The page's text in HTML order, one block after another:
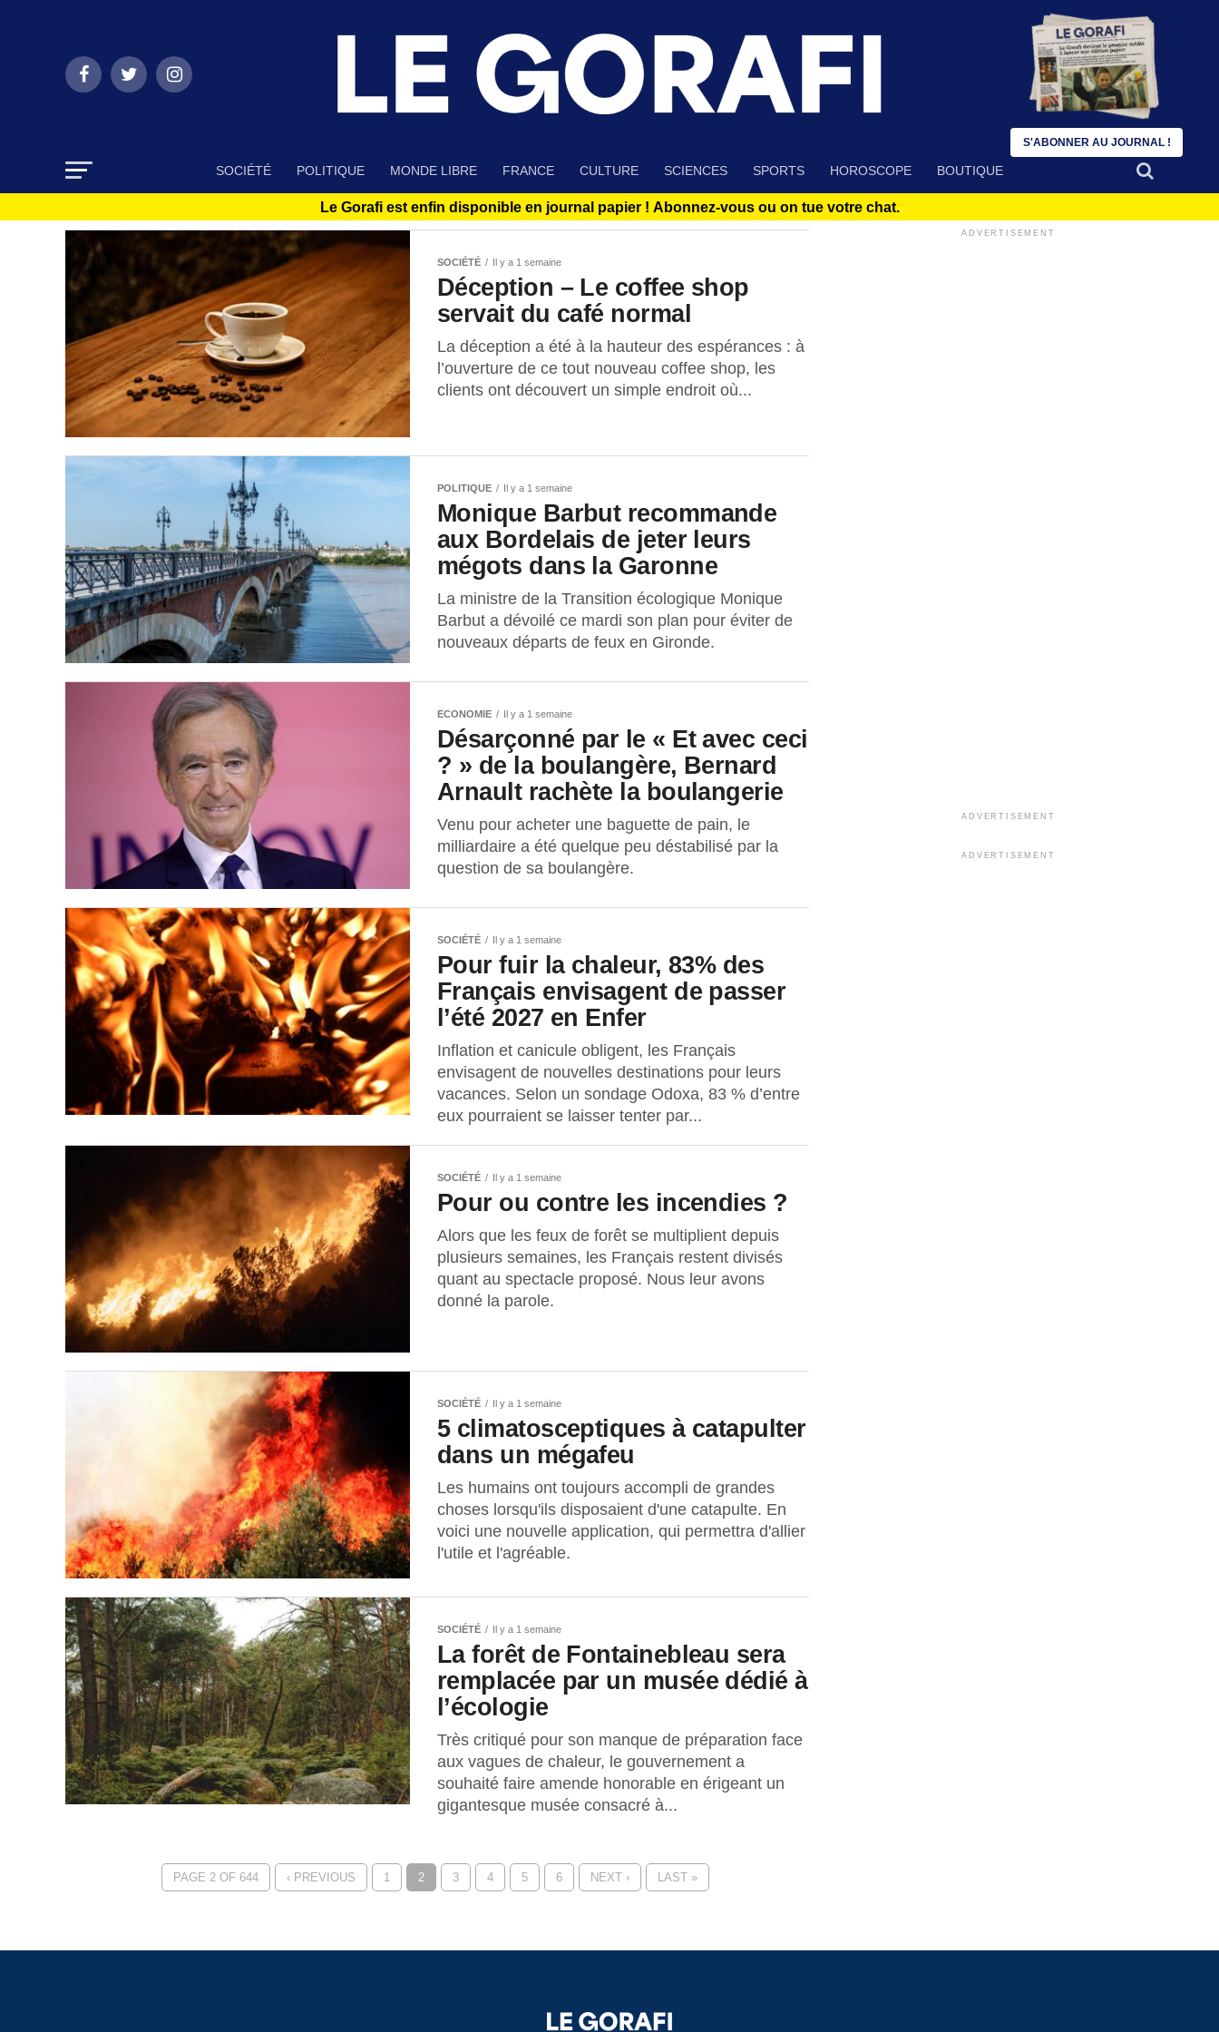
SOCIÉTÉ POLITIQUE MONDE LIBRE FRANCE CULTURE SCIENCES SPORTS HOROSCOPE BOUTIQUE
Le Gorafi est enfin disponible en journal papier ! Abonnez-vous ou on tue votre chat.
SOCIÉTÉ Il y a 1 semaine
Déception – Le coffee shop
servait du café normal
La déception a été à la hauteur des espérances : à
l’ouverture de ce tout nouveau coffee shop, les
clients ont découvert un simple endroit où...
POLITIQUE Il y a 1 semaine
Monique Barbut recommande
aux Bordelais de jeter leurs
mégots dans la Garonne
La ministre de la Transition écologique Monique
Barbut a dévoilé ce mardi son plan pour éviter de
nouveaux départs de feux en Gironde.
ECONOMIE Il y a 1 semaine
Désarçonné par le « Et avec ceci
? » de la boulangère, Bernard
Arnault rachète la boulangerie
Venu pour acheter une baguette de pain, le
milliardaire a été quelque peu déstabilisé par la
question de sa boulangère.
SOCIÉTÉ Il y a 1 semaine
Pour fuir la chaleur, 83% des
Français envisagent de passer
l’été 2027 en Enfer
Inflation et canicule obligent, les Français
envisagent de nouvelles destinations pour leurs
vacances. Selon un sondage Odoxa, 83 % d’entre
eux pourraient se laisser tenter par...
SOCIÉTÉ Il y a 1 semaine
Pour ou contre les incendies ?
Alors que les feux de forêt se multiplient depuis
plusieurs semaines, les Français restent divisés
quant au spectacle proposé. Nous leur avons
donné la parole.
SOCIÉTÉ Il y a 1 semaine
5 climatosceptiques à catapulter
dans un mégafeu
Les humains ont toujours accompli de grandes
choses lorsqu'ils disposaient d'une catapulte. En
voici une nouvelle application, qui permettra d'allier
l'utile et l'agréable.
SOCIÉTÉ Il y a 1 semaine
La forêt de Fontainebleau sera
remplacée par un musée dédié à
l’écologie
Très critiqué pour son manque de préparation face
aux vagues de chaleur, le gouvernement a
souhaité faire amende honorable en érigeant un
gigantesque musée consacré à...
PAGE 2 OF 644 ‹ PREVIOUS 1 2 3 4 5 6 NEXT › LAST »
ADVERTISEMENT
ADVERTISEMENT
ADVERTISEMENT
S'ABONNER AU JOURNAL !